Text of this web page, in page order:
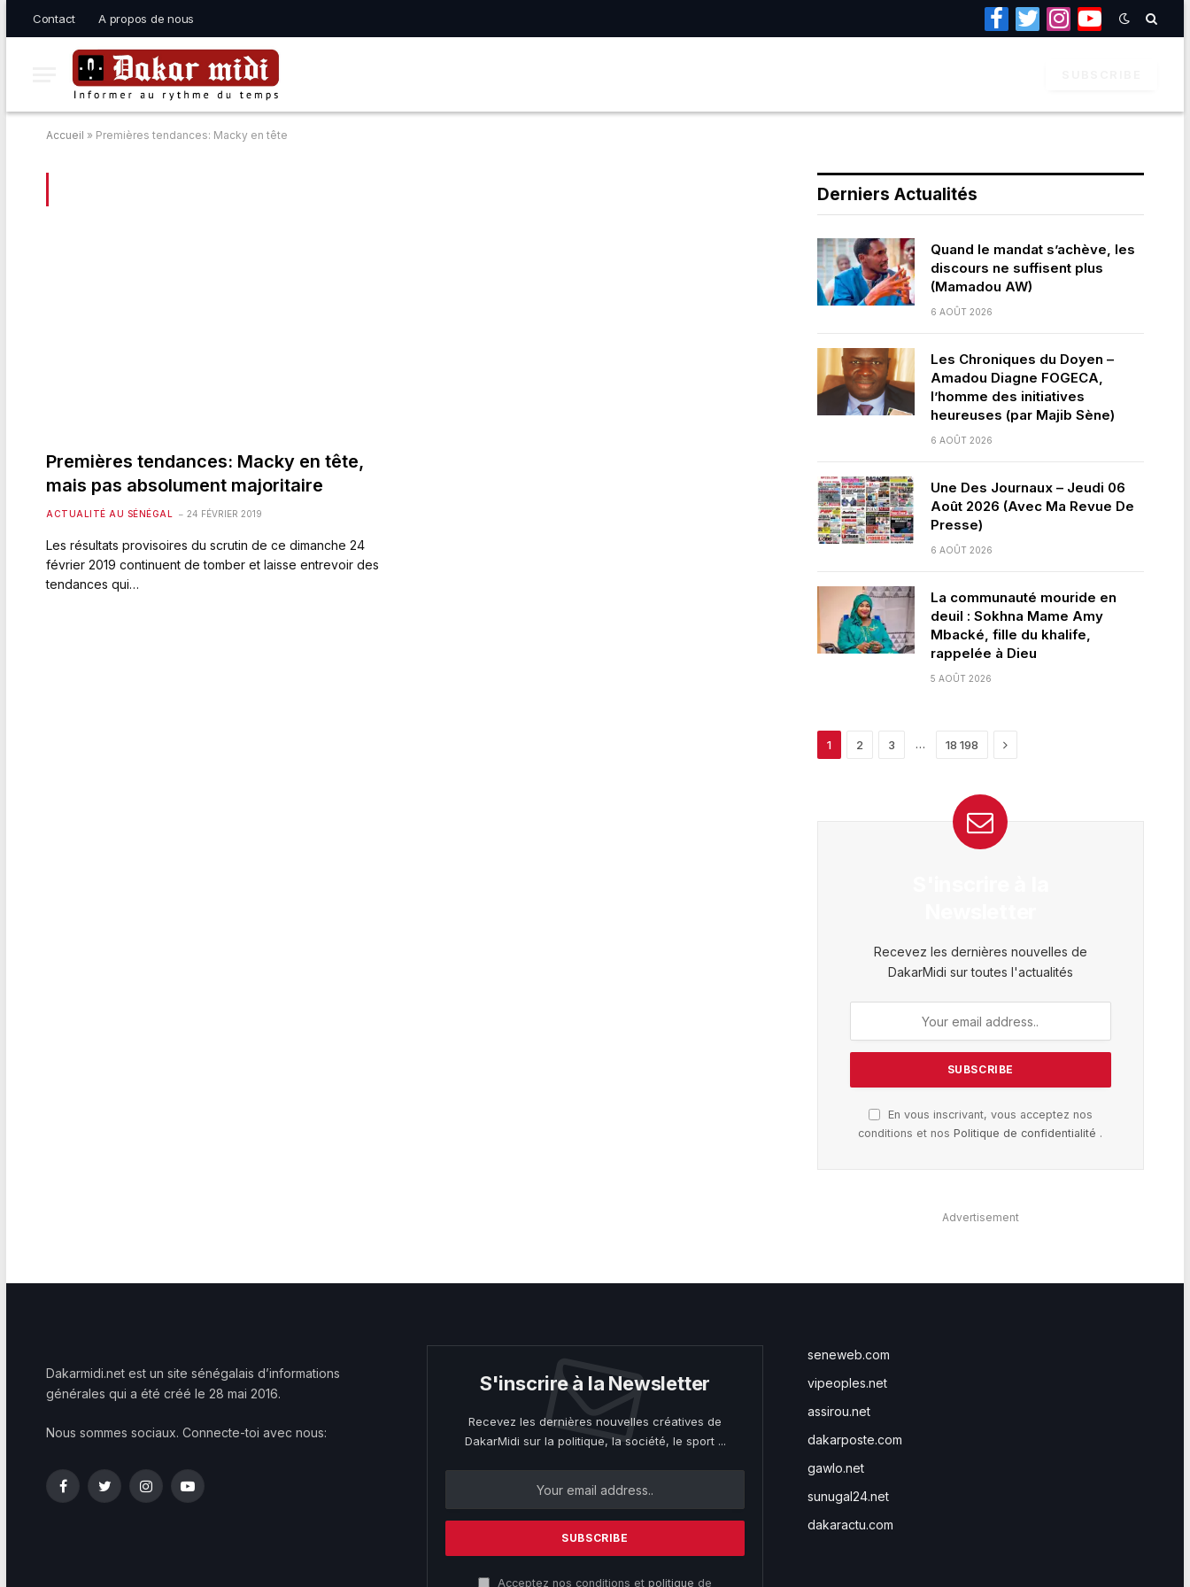
Contact A propos de nous
Facebook
TwitterInstagramYouTube
Accueil » Premières tendances: Macky en tête
Premières tendances: Macky en tête,
mais pas absolument majoritaire
ACTUALITÉ AU SÉNÉGAL 24 FÉVRIER 2019
Les résultats provisoires du scrutin de ce dimanche 24
février 2019 continuent de tomber et laisse entrevoir des
tendances qui…
Derniers Actualités
Quand le mandat s’achève, les
discours ne suffisent plus
(Mamadou AW)
6 AOÛT 2026
Les Chroniques du Doyen –
Amadou Diagne FOGECA,
l’homme des initiatives
heureuses (par Majib Sène)
6 AOÛT 2026
Une Des Journaux – Jeudi 06
Août 2026 (Avec Ma Revue De
Presse)
6 AOÛT 2026
La communauté mouride en
deuil : Sokhna Mame Amy
Mbacké, fille du khalife,
rappelée à Dieu
5 AOÛT 2026
1 2 3 … 18 198 Next
Recevez les dernières nouvelles de
DakarMidi sur toutes l'actualités
En vous inscrivant, vous acceptez nos
conditions et nosPolitique de confidentialité .
Advertisement
Dakarmidi.net est un site sénégalais d’informations
générales qui a été créé le 28 mai 2016.
Nous sommes sociaux. Connecte-toi avec nous:
FacebookTwitterInstagramYouTube
S'inscrire à la Newsletter
Recevez les dernières nouvelles créatives de
DakarMidi sur la politique, la société, le sport ...
Acceptez nos conditions et politique de
seneweb.com
vipeoples.net
assirou.net
dakarposte.com
gawlo.net
sunugal24.net
dakaractu.com